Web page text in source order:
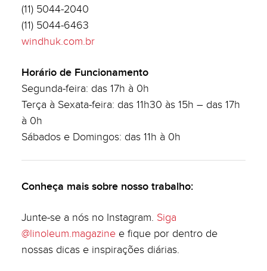
(11) 5044-2040
(11) 5044-6463
windhuk.com.br
Horário de Funcionamento
Segunda-feira: das 17h à 0h
Terça à Sexata-feira: das 11h30 às 15h – das 17h
à 0h
Sábados e Domingos: das 11h à 0h
Conheça mais sobre nosso trabalho:
Junte-se a nós no Instagram. Siga
@linoleum.magazine e fique por dentro de
nossas dicas e inspirações diárias.